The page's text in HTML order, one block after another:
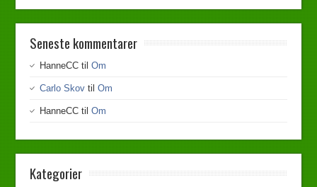
Seneste kommentarer
HanneCC tilOm
Carlo Skov tilOm
HanneCC tilOm
Kategorier